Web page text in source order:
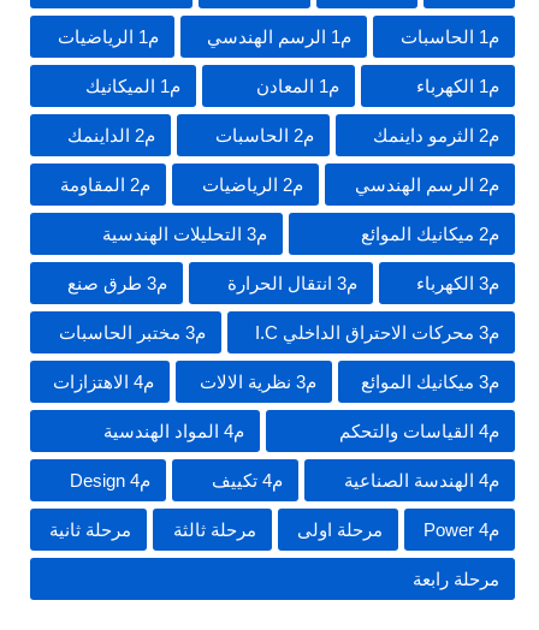
م1 الحاسبات م1 الرسم الهندسي م1 الرياضيات
م1 الكهرباء م1 المعادن م1 الميكانيك
م2 الثرمو داينمك م2 الحاسبات م2 الداينمك
م2 الرسم الهندسي م2 الرياضيات م2 المقاومة
م2 ميكانيك الموائع م3 التحليلات الهندسية
م3 الكهرباء م3 انتقال الحرارة م3 طرق صنع
م3 محركات الاحتراق الداخلي I.C م3 مختبر الحاسبات
م3 ميكانيك الموائع م3 نظرية الالات م4 الاهتزازات
م4 القياسات والتحكم م4 المواد الهندسية
م4 الهندسة الصناعية م4 تكييف م4 Design
م4 Power مرحلة اولى مرحلة ثالثة مرحلة ثانية
مرحلة رابعة